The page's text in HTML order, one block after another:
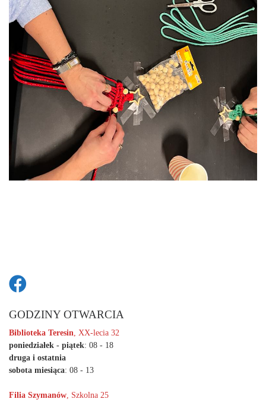
GODZINY OTWARCIA
Biblioteka Teresin , XX-lecia 32
poniedziałek - piątek: 08 - 18
druga i ostatnia
sobota miesiąca: 08 - 13
Filia Szymanów , Szkolna 25